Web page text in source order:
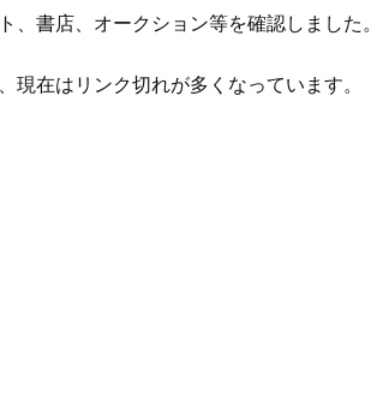
書店、オークション等を確認しました。
在はリンク切れが多くなっています。